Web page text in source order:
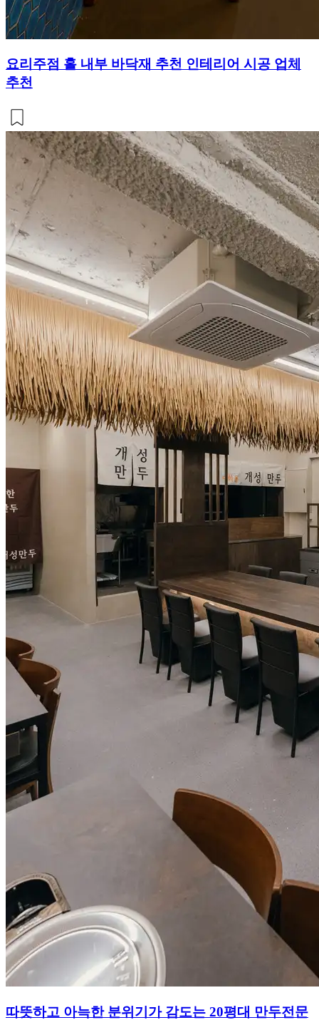
요리주점 홀 내부 바닥재 추천 인테리어 시공 업체
추천
따뜻하고 아늑한 분위기가 감도는 20평대 만두전문